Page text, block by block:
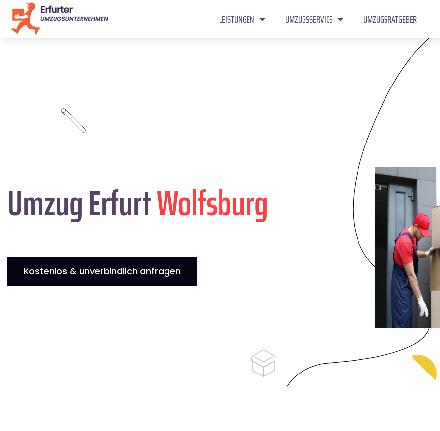
LEISTUNGEN UMZUGSSERVICE UMZUGSRATGEBER
Umzug ErfurtWolfsburg
Kostenlos & unverbindlich anfragen